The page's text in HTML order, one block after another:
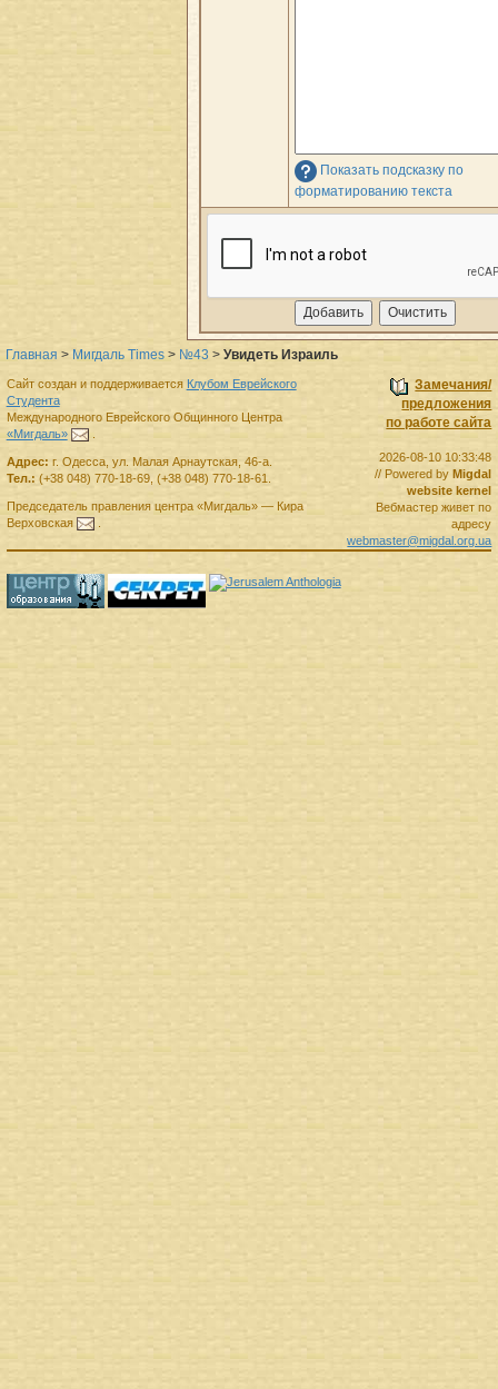
Показать подсказку по
форматированию текста
Главная > Мигдаль Times > №43 > Увидеть Израиль
Замечания/
предложения
по работе сайта
2026-08-10 10:33:48
// Powered byMigdal
website kernel
Вебмастер живет по
адресу
webmaster@migdal.org.ua
Сайт создан и поддерживается Клубом Еврейского
Студента
Международного Еврейского Общинного Центра
«Мигдаль»
.
Адрес: г. Одесса, ул. Малая Арнаутская, 46-а.
Тел.: (+38 048) 770-18-69, (+38 048) 770-18-61
Председатель правленияцентра «Мигдаль»— Кира
Верховская
.